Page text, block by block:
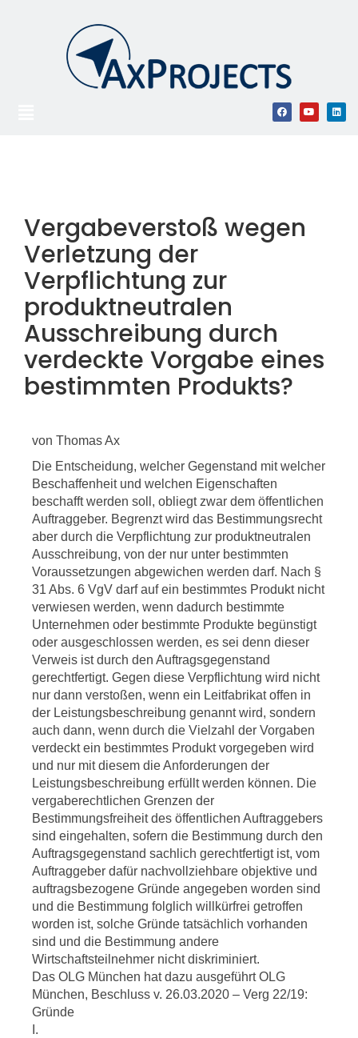
Vergabeverstoß wegen
Verletzung der
Verpflichtung zur
produktneutralen
Ausschreibung durch
verdeckte Vorgabe eines
bestimmten Produkts?
von Thomas Ax
Die Entscheidung, welcher Gegenstand mit welcher
Beschaffenheit und welchen Eigenschaften
beschafft werden soll, obliegt zwar dem öffentlichen
Auftraggeber. Begrenzt wird das Bestimmungsrecht
aber durch die Verpflichtung zur produktneutralen
Ausschreibung, von der nur unter bestimmten
Voraussetzungen abgewichen werden darf. Nach §
31 Abs. 6 VgV darf auf ein bestimmtes Produkt nicht
verwiesen werden, wenn dadurch bestimmte
Unternehmen oder bestimmte Produkte begünstigt
oder ausgeschlossen werden, es sei denn dieser
Verweis ist durch den Auftragsgegenstand
gerechtfertigt. Gegen diese Verpflichtung wird nicht
nur dann verstoßen, wenn ein Leitfabrikat offen in
der Leistungsbeschreibung genannt wird, sondern
auch dann, wenn durch die Vielzahl der Vorgaben
verdeckt ein bestimmtes Produkt vorgegeben wird
und nur mit diesem die Anforderungen der
Leistungsbeschreibung erfüllt werden können. Die
vergaberechtlichen Grenzen der
Bestimmungsfreiheit des öffentlichen Auftraggebers
sind eingehalten, sofern die Bestimmung durch den
Auftragsgegenstand sachlich gerechtfertigt ist, vom
Auftraggeber dafür nachvollziehbare objektive und
auftragsbezogene Gründe angegeben worden sind
und die Bestimmung folglich willkürfrei getroffen
worden ist, solche Gründe tatsächlich vorhanden
sind und die Bestimmung andere
Wirtschaftsteilnehmer nicht diskriminiert.
Das OLG München hat dazu ausgeführt OLG
München, Beschluss v. 26.03.2020 – Verg 22/19:
Gründe
I.